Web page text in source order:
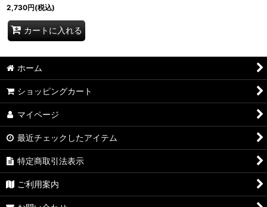
2,730円(税込)
カートに入れる
ホーム
ショッピングカート
マイページ
最近チェックしたアイテム
特定商取引法表示
ご利用案内